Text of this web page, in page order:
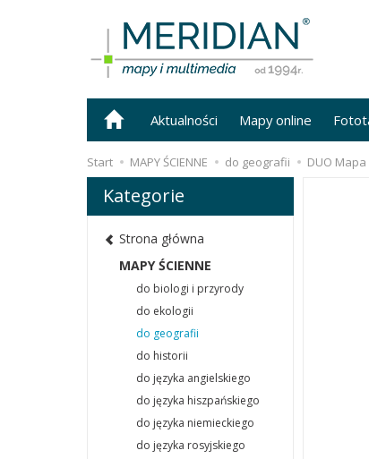
Aktualności Mapy online
Start MAPY ŚCIENNE do geografii DUO
Kategorie
Strona główna
MAPY ŚCIENNE
do biologi i przyrody
do ekologii
do geografii
do historii
do języka angielskiego
do języka hiszpańskiego
do języka niemieckiego
do języka rosyjskiego